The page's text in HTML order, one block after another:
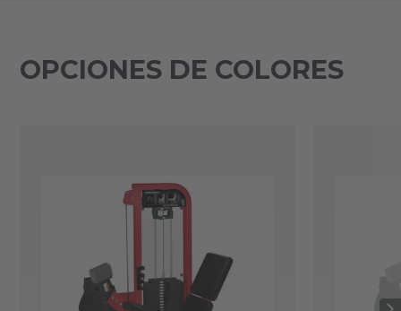
OPCIONES DE COLORES